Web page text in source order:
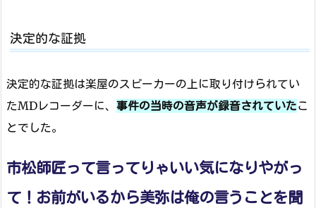
決定的な証拠
決定的な証拠は楽屋のスピーカーの上に取り付けられてい
たMDレコーダーに、 事件の当時の音声が録音されていたこ
とでした。
市松師匠って言ってりゃいい気になりやがっ
て！お前がいるから美弥は俺の言うことを聞